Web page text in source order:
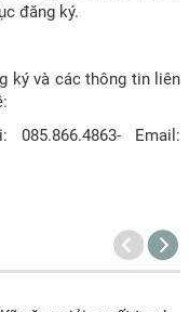
đăng ký.
ký và các thông tin liên
Email: